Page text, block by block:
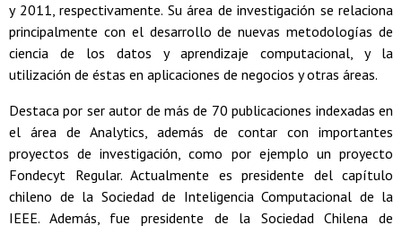
y 2011, respectivamente. Su área de investigación se relaciona
principalmente con el desarrollo de nuevas metodologías de
ciencia de los datos y aprendizaje computacional, y la
utilización de éstas en aplicaciones de negocios y otras áreas.
Destaca por ser autor de más de 70 publicaciones indexadas en
el área de Analytics, además de contar con importantes
proyectos de investigación, como por ejemplo un proyecto
Fondecyt Regular. Actualmente es presidente del capítulo
chileno de la Sociedad de Inteligencia Computacional de la
IEEE. Además, fue presidente de la Sociedad Chilena de